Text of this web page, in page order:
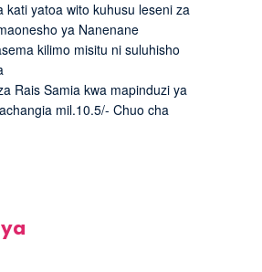
kati yatoa wito kuhusu leseni za
ya Nanenane
kilimo misitu ni suluhisho
Rais Samia kwa mapinduzi ya
mil.10.5/- Chuo cha